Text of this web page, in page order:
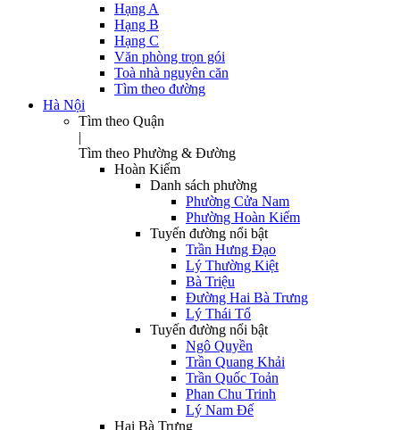
Hạng A
Hạng B
Hạng C
Văn phòng trọn gói
Toà nhà nguyên căn
Tìm theo đường
Hà Nội
Tìm theo Quận
|
Tìm theo Phường & Đường
Hoàn Kiếm
Danh sách phường
Phường Cửa Nam
Phường Hoàn Kiếm
Tuyến đường nổi bật
Trần Hưng Đạo
Lý Thường Kiệt
Bà Triệu
Đường Hai Bà Trưng
Lý Thái Tổ
Tuyến đường nổi bật
Ngô Quyền
Trần Quang Khải
Trần Quốc Toản
Phan Chu Trinh
Lý Nam Đế
Hai Bà Trưng